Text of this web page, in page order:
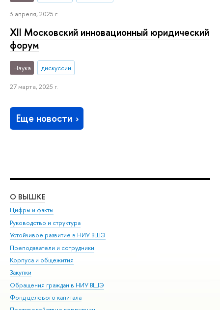
3 апреля, 2025 г.
XII Московский инновационный юридический
форум
Наука дискуссии
27 марта, 2025 г.
Еще новости
О ВЫШКЕ
Цифры и факты
Руководство и структура
Устойчивое развитие в НИУ ВШЭ
Преподаватели и сотрудники
Корпуса и общежития
Закупки
Обращения граждан в НИУ ВШЭ
Фонд целевого капитала